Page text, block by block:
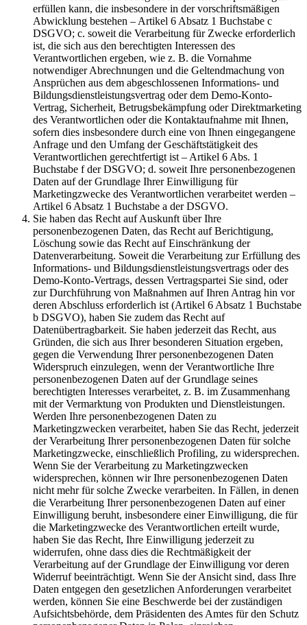
erfüllen kann, die insbesondere in der vorschriftsmäßigen
Abwicklung bestehen – Artikel 6 Absatz 1 Buchstabe c
DSGVO; c. soweit die Verarbeitung für Zwecke erforderlich
ist, die sich aus den berechtigten Interessen des
Verantwortlichen ergeben, wie z. B. die Vornahme
notwendiger Abrechnungen und die Geltendmachung von
Ansprüchen aus dem abgeschlossenen Informations- und
Bildungsdienstleistungsvertrag oder dem Demo-Konto-
Vertrag, Sicherheit, Betrugsbekämpfung oder Direktmarketing
des Verantwortlichen oder die Kontaktaufnahme mit Ihnen,
sofern dies insbesondere durch eine von Ihnen eingegangene
Anfrage und den Umfang der Geschäftstätigkeit des
Verantwortlichen gerechtfertigt ist – Artikel 6 Abs. 1
Buchstabe f der DSGVO; d. soweit Ihre personenbezogenen
Daten auf der Grundlage Ihrer Einwilligung für
Marketingzwecke des Verantwortlichen verarbeitet werden –
Artikel 6 Absatz 1 Buchstabe a der DSGVO.
Sie haben das Recht auf Auskunft über Ihre
personenbezogenen Daten, das Recht auf Berichtigung,
Löschung sowie das Recht auf Einschränkung der
Datenverarbeitung. Soweit die Verarbeitung zur Erfüllung des
Informations- und Bildungsdienstleistungsvertrags oder des
Demo-Konto-Vertrags, dessen Vertragspartei Sie sind, oder
zur Durchführung von Maßnahmen auf Ihren Antrag hin vor
deren Abschluss erforderlich ist (Artikel 6 Absatz 1 Buchstabe
b DSGVO), haben Sie zudem das Recht auf
Datenübertragbarkeit. Sie haben jederzeit das Recht, aus
Gründen, die sich aus Ihrer besonderen Situation ergeben,
gegen die Verwendung Ihrer personenbezogenen Daten
Widerspruch einzulegen, wenn der Verantwortliche Ihre
personenbezogenen Daten auf der Grundlage seines
berechtigten Interesses verarbeitet, z. B. im Zusammenhang
mit der Vermarktung von Produkten und Dienstleistungen.
Werden Ihre personenbezogenen Daten zu
Marketingzwecken verarbeitet, haben Sie das Recht, jederzeit
der Verarbeitung Ihrer personenbezogenen Daten für solche
Marketingzwecke, einschließlich Profiling, zu widersprechen.
Wenn Sie der Verarbeitung zu Marketingzwecken
widersprechen, können wir Ihre personenbezogenen Daten
nicht mehr für solche Zwecke verarbeiten. In Fällen, in denen
die Verarbeitung Ihrer personenbezogenen Daten auf einer
Einwilligung beruht, insbesondere einer Einwilligung, die für
die Marketingzwecke des Verantwortlichen erteilt wurde,
haben Sie das Recht, Ihre Einwilligung jederzeit zu
widerrufen, ohne dass dies die Rechtmäßigkeit der
Verarbeitung auf der Grundlage der Einwilligung vor deren
Widerruf beeinträchtigt. Wenn Sie der Ansicht sind, dass Ihre
Daten entgegen den gesetzlichen Anforderungen verarbeitet
werden, können Sie eine Beschwerde bei der zuständigen
Aufsichtsbehörde, dem Präsidenten des Amtes für den Schutz